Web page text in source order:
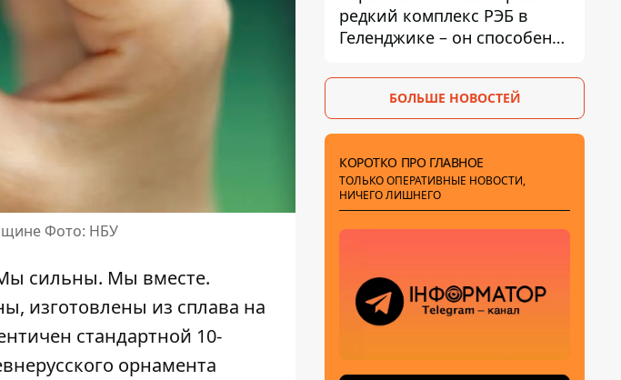
Фото: НБУ
сильны. Мы вместе.
, изготовлены из сплава на
стандартной 10-
орнамента
редкий комплекс РЭБ в
Геленджике – он способен
БОЛЬШЕ НОВОСТЕЙ
КОРОТКО ПРО ГЛАВНОЕ
ТОЛЬКО ОПЕРАТИВНЫЕ НОВОСТИ,
НИЧЕГО ЛИШНЕГО